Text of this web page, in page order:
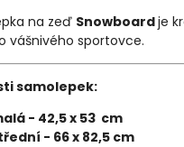
na zeď Snowboardje
vášnivého sportovce.
samolepek:
- 42,5 x 53 cm
- 66 x 82,5 cm